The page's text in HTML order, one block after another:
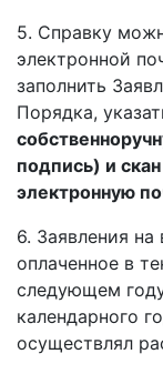
5. Справку
электронной
заполнить
Порядка,
подпись) и
электронную
6. Заявления
оплаченное в
следующем
календарного
осуществлял